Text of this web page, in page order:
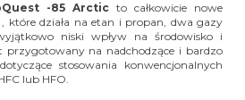
-85 Arctic to całkowicie nowe
które działa na etan i propan, dwa gazy
niski wpływ na środowisko i
przygotowany na nadchodzące i bardzo
stosowania konwencjonalnych
lub HFO.